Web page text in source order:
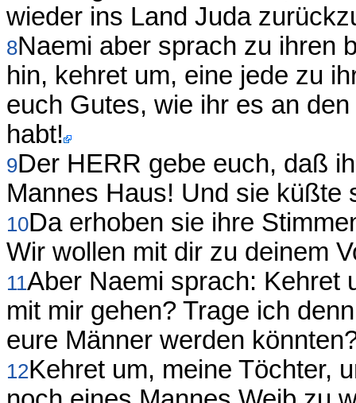
wieder ins Land Juda
8Naemi aber sprach zu ihren
hin, kehret um, eine jede zu
euch Gutes, wie ihr es an
habt!
9Der HERR gebe euch, daß
Mannes Haus! Und sie küßte
10Da erhoben sie ihre
Wir wollen mit dir zu deinem
11Aber Naemi sprach: Kehret
mit mir gehen? Trage ich
eure Männer werden
12Kehret um, meine Töchter,